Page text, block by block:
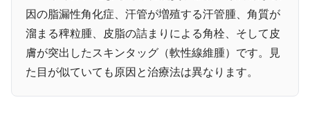
因の脂漏性角化症、汗管が増殖する汗管腫、角質が
溜まる稗粒腫、皮脂の詰まりによる角栓、そして皮
膚が突出したスキンタッグ（軟性線維腫）です。見
た目が似ていても原因と治療法は異なります。